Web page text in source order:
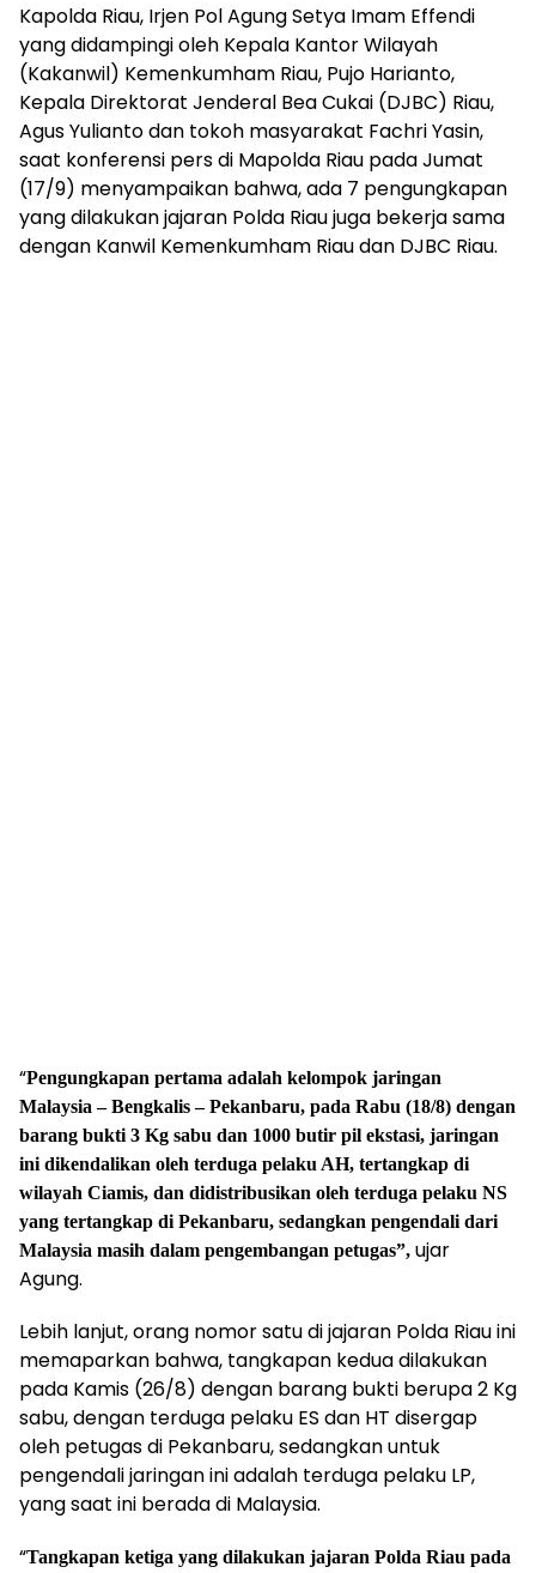
Kapolda Riau, Irjen Pol Agung Setya Imam Effendi
yang didampingi oleh Kepala Kantor Wilayah
(Kakanwil) Kemenkumham Riau, Pujo Harianto,
Kepala Direktorat Jenderal Bea Cukai (DJBC) Riau,
Agus Yulianto dan tokoh masyarakat Fachri Yasin,
saat konferensi pers di Mapolda Riau pada Jumat
(17/9) menyampaikan bahwa, ada 7 pengungkapan
yang dilakukan jajaran Polda Riau juga bekerja sama
dengan Kanwil Kemenkumham Riau dan DJBC Riau.
“Pengungkapan pertama adalah kelompok jaringan
Malaysia – Bengkalis – Pekanbaru, pada Rabu (18/8) dengan
barang bukti 3 Kg sabu dan 1000 butir pil ekstasi, jaringan
ini dikendalikan oleh terduga pelaku AH, tertangkap di
wilayah Ciamis, dan didistribusikan oleh terduga pelaku NS
yang tertangkap di Pekanbaru, sedangkan pengendali dari
Malaysia masih dalam pengembangan petugas”, ujar
Agung.
Lebih lanjut, orang nomor satu di jajaran Polda Riau ini
memaparkan bahwa, tangkapan kedua dilakukan
pada Kamis (26/8) dengan barang bukti berupa 2 Kg
sabu, dengan terduga pelaku ES dan HT disergap
oleh petugas di Pekanbaru, sedangkan untuk
pengendali jaringan ini adalah terduga pelaku LP,
yang saat ini berada di Malaysia.
“Tangkapan ketiga yang dilakukan jajaran Polda Riau pada